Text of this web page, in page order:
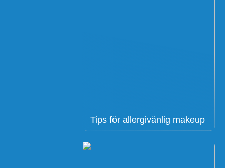
Tips för allergivänlig makeup